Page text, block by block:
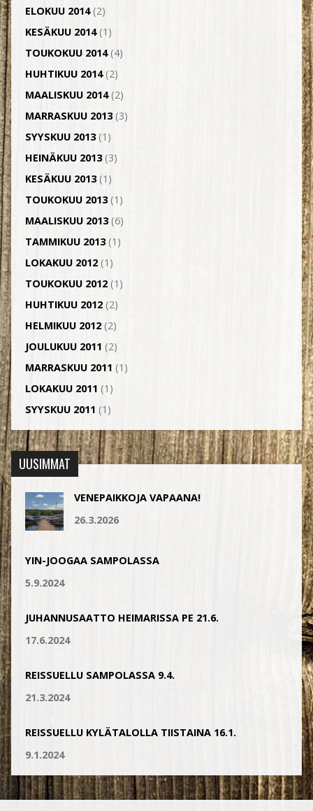
ELOKUU 2014(2)
KESÄKUU 2014(1)
TOUKOKUU 2014(4)
HUHTIKUU 2014(2)
MAALISKUU 2014(2)
MARRASKUU 2013(3)
SYYSKUU 2013(1)
HEINÄKUU 2013(3)
KESÄKUU 2013(1)
TOUKOKUU 2013(1)
MAALISKUU 2013(6)
TAMMIKUU 2013(1)
LOKAKUU 2012(1)
TOUKOKUU 2012(1)
HUHTIKUU 2012(2)
HELMIKUU 2012(2)
JOULUKUU 2011 (2)
MARRASKUU 2011 (1)
LOKAKUU 2011 (1)
SYYSKUU 2011 (1)
UUSIMMAT
VENEPAIKKOJA VAPAANA!
26.3.2026
YIN-JOOGAA SAMPOLASSA
5.9.2024
JUHANNUSAATTO HEIMARISSA PE 21.6.
17.6.2024
REISSUELLU SAMPOLASSA 9.4.
21.3.2024
REISSUELLU KYLÄTALOLLA TIISTAINA 16.1.
9.1.2024